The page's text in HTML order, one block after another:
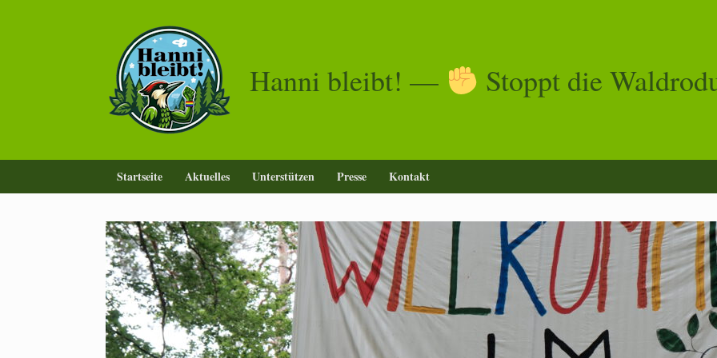
Hanni bleibt! — Stoppt die
Startseite Aktuelles Unterstützen Presse Kontakt